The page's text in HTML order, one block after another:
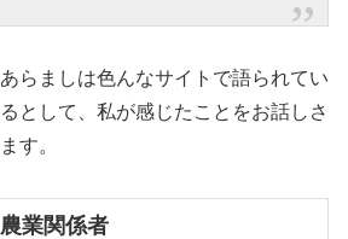
らましは色んなサイトで語られてい
として、私が感じたことをお話しさ
す。
業関係者